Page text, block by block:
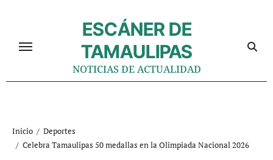
contenido
ESCÁNER DE
TAMAULIPAS
NOTICIAS DE ACTUALIDAD
Inicio
Deportes
Celebra Tamaulipas 50 medallas en la Olimpiada Nacional 2026